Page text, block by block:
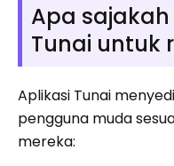
Apa
Tunai untuk
Aplikasi Tunai
pengguna muda
mereka: